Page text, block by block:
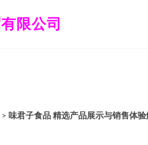
限公司
> 味君子食品 精选产品展示与销售体